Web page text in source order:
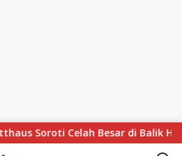
Soroti Celah Besar di Balik